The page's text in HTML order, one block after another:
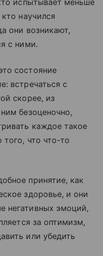
испытывает меньше
научился
они возникают,
с ними.
состояние
встречаться с
скорее, из
безоценочно,
каждое такое
того, что что-то
принятие, как
здоровье, и они
негативных эмоций,
за оптимизм,
или убедить